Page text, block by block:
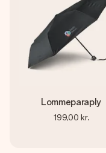
Lommeparaply
199,00 kr.